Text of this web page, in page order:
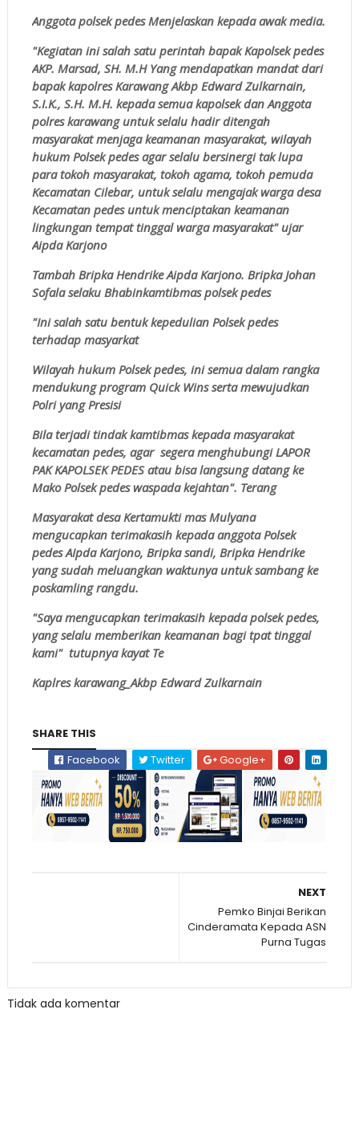
Anggota polsek pedes Menjelaskan kepada awak media.
"Kegiatan ini salah satu perintah bapak Kapolsek pedes
AKP. Marsad, SH. M.H Yang mendapatkan mandat dari
bapak kapolres Karawang Akbp Edward Zulkarnain,
S.I.K., S.H. M.H. kepada semua kapolsek dan Anggota
polres karawang untuk selalu hadir ditengah
masyarakat menjaga keamanan masyarakat, wilayah
hukum Polsek pedes agar selalu bersinergi tak lupa
para tokoh masyarakat, tokoh agama, tokoh pemuda
Kecamatan Cilebar, untuk selalu mengajak warga desa
Kecamatan pedes untuk menciptakan keamanan
lingkungan tempat tinggal warga masyarakat" ujar
Aipda Karjono
Tambah Bripka Hendrike Aipda Karjono. Bripka Johan
Sofala selaku Bhabinkamtibmas polsek pedes
"Ini salah satu bentuk kepedulian Polsek pedes
terhadap masyarkat
Wilayah hukum Polsek pedes, ini semua dalam rangka
mendukung program Quick Wins serta mewujudkan
Polri yang Presisi
Bila terjadi tindak kamtibmas kepada masyarakat
kecamatan pedes, agar segera menghubungi LAPOR
PAK KAPOLSEK PEDES atau bisa langsung datang ke
Mako Polsek pedes waspada kejahtan". Terang
Masyarakat desa Kertamukti mas Mulyana
mengucapkan terimakasih kepada anggota Polsek
pedes AIpda Karjono, Bripka sandi, Bripka Hendrike
yang sudah meluangkan waktunya untuk sambang ke
poskamling rangdu.
"Saya mengucapkan terimakasih kepada polsek pedes,
yang selalu memberikan keamanan bagi tpat tinggal
kami" tutupnya kayat Te
Kaplres karawang_Akbp Edward Zulkarnain
SHARE THIS
Facebook
Twitter Google+
NEXT
Pemko Binjai Berikan
Cinderamata Kepada ASN
Purna Tugas
Tidak ada komentar